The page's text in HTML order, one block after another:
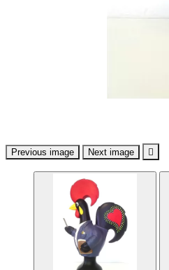
Previous image Next image 